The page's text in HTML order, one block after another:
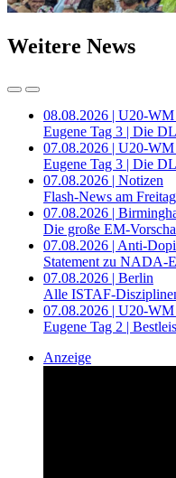
Weitere News
08.08.2026 | U20-
Eugene Tag 3 | Die
07.08.2026 | U20-
Eugene Tag 3 | Die
07.08.2026 | Notizen
Flash-News am Freitag
07.08.2026 |
Die große EM-
07.08.2026 | Anti-
Statement zu NADA-
07.08.2026 | Berlin
Alle ISTAF-
07.08.2026 | U20-
Eugene Tag 2 |
Anzeige